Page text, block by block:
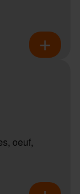
oeuf,